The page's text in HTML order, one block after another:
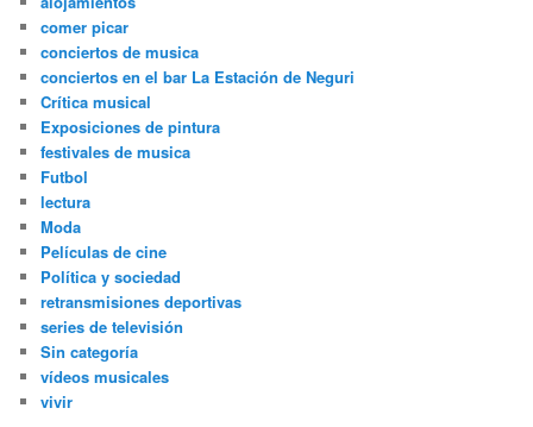
comer picar
conciertos de musica
conciertos en el bar La Estación de Neguri
Crítica musical
Exposiciones de pintura
festivales de musica
Futbol
lectura
Moda
Películas de cine
Política y sociedad
retransmisiones deportivas
series de televisión
Sin categoría
vídeos musicales
vivir